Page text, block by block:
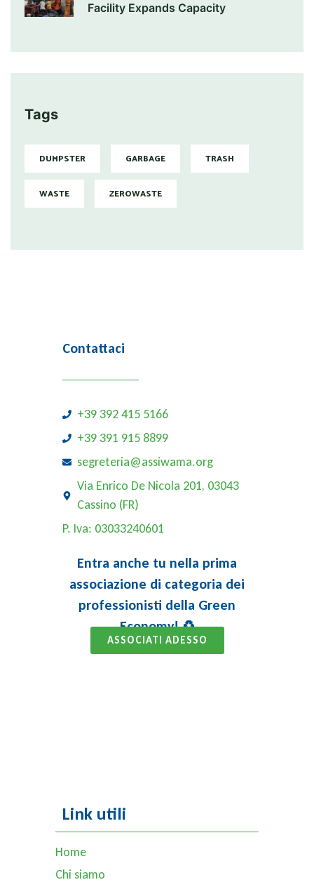
Facility Expands Capacity
Tags
DUMPSTER GARBAGE TRASH
WASTE ZEROWASTE
Link utili
Home
Chi siamo
Contattaci
+39 392 415 5166
+39 391 915 8899
segreteria@assiwama.org
Via Enrico De Nicola 201, 03043
Cassino (FR)
P. Iva: 03033240601
Entra anche tu nella prima
associazione di categoria dei
professionisti della Green
Economy! ♻️
ASSOCIATI ADESSO